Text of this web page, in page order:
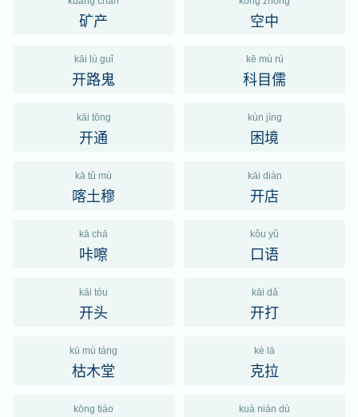
矿产 空中
kāi lù guǐ
开路鬼
kē mù rú
科目儒
kāi tōng
开通
kùn jìng
困境
kā tǔ mù
喀土穆
kāi diàn
开店
kā chā
咔嚓
kǒu yǔ
口语
kāi tóu
开头
kāi dǎ
开打
kū mù táng
枯木堂
kè lā
克拉
kōng tiáo kuà nián dù